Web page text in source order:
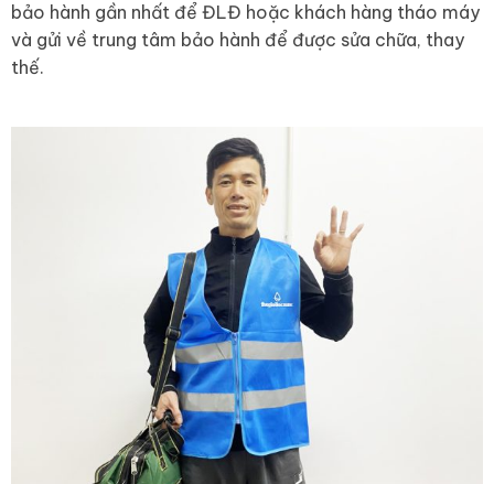
bảo hành gần nhất để ĐLĐ hoặc khách hàng tháo máy
và gửi về trung tâm bảo hành để được sửa chữa, thay
thế.